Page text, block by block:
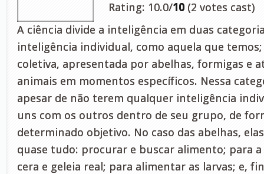
Rating: 10.0/10 (2 votes cast)
A ciência divide a inteligência em duas
inteligência individual, como aquela que
coletiva, apresentada por abelhas, formigas e
animais em momentos específicos. Nessa
apesar de não terem qualquer inteligência
uns com os outros dentro de seu grupo, de
determinado objetivo. No caso das abelhas,
quase tudo: procurar e buscar alimento; para
cera e geleia real; para alimentar as larvas; e,